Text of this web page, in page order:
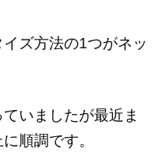
ズ方法の1つがネッ
いましたが最近ま
順調です。